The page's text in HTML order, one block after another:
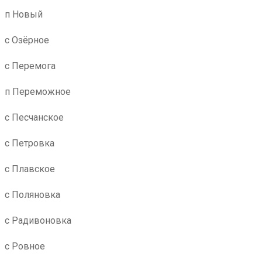
п Новый
с Озёрное
с Перемога
п Переможное
с Песчанское
с Петровка
с Плавское
с Поляновка
с Радивоновка
с Ровное